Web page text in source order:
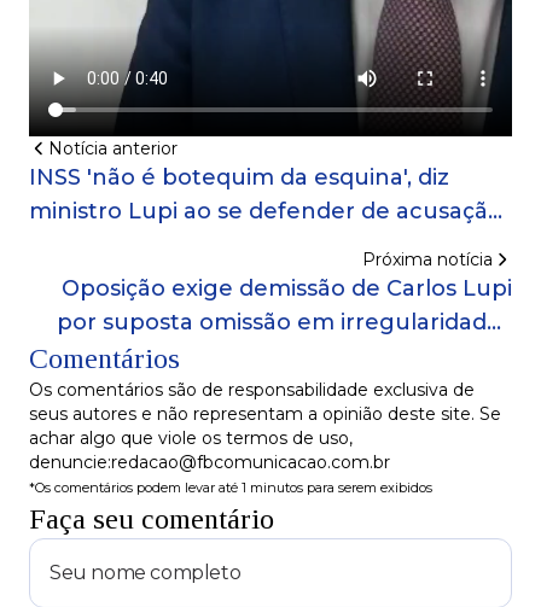
Notícia anterior
INSS 'não é botequim da esquina', diz
ministro Lupi ao se defender de acusação
Próxima notícia
Oposição exige demissão de Carlos Lupi
por suposta omissão em irregularidades
Comentários
Os comentários são de responsabilidade exclusiva de
seus autores e não representam a opinião deste site. Se
achar algo que viole os termos de uso,
denuncie:redacao@fbcomunicacao.com.br
*Os comentários podem levar até 1 minutos para serem exibidos
Faça seu comentário